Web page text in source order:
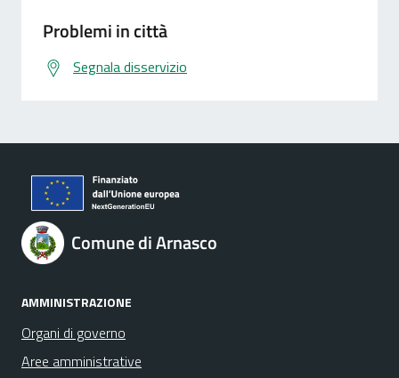
Problemi in città
Segnala disservizio
Comune di Arnasco
AMMINISTRAZIONE
Organi di governo
Aree amministrative